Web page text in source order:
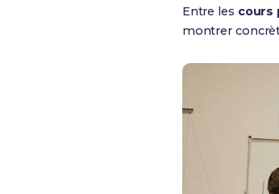
Entre les cours
montrer